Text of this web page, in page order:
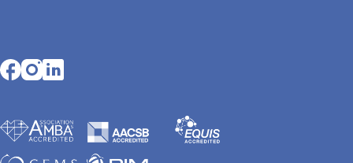
Opens in a new tab
Opens in a new tab
Opens in a new tab